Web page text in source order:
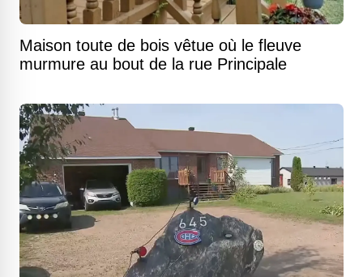
Maison toute de bois vêtue où le fleuve
murmure au bout de la rue Principale